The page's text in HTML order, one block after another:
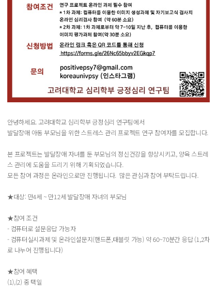
안녕하세요. 고려대학교 심리학부 긍정심리 연구팀에서
발달장애 아동 부모님을 위한 스트레스 관리 프로젝트 연구 참여자를 모집합니다.
본 프로젝트는 발달장애 자녀를 둔 부모님의 정신건강을 향상시키고, 양육 스트레
스 관리에 도움을 드리기 위해 기획되었습니다.
모든 참여 과정은 온라인으로만 진행됩니다. 많은 관심과 참여 부탁드립니다.
★대상: 만4세 ~ 만12세 발달장애 자녀의 부모님
★참여 조건
- 컴퓨터로 설문응답 가능자
- 컴퓨터실시과제 및 온라인설문지(핸드폰,태블릿 가능) 약 60~70분간 응답 (1,2차
로 나누어 진행됩니다)
★참여 혜택
(1),(2) 중 택일